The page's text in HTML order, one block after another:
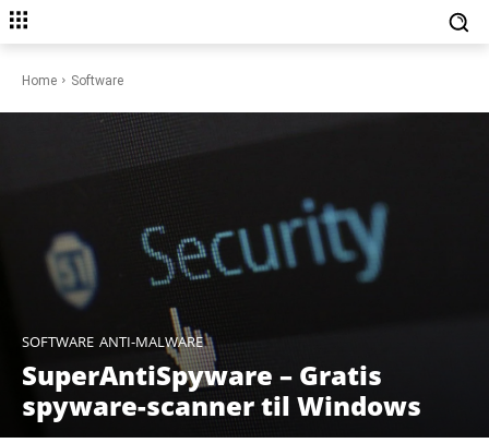
Home Software
SOFTWARE ANTI-MALWARE
SuperAntiSpyware – Gratis
spyware-scanner til Windows